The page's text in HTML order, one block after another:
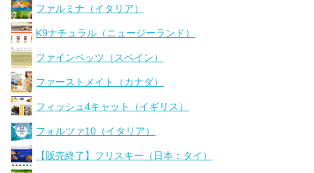
ファルミナ（イタリア）
K9ナチュラル（ニュージーランド）
ファインペッツ（スペイン）
ファーストメイト（カナダ）
フィッシュ4キャット（イギリス）
フォルツァ10（イタリア）
【販売終了】フリスキー（日本：タイ）